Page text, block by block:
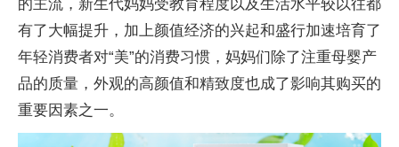
的主流，新生代妈妈受教育程度以及生活水平较以往都
有了大幅提升，加上颜值经济的兴起和盛行加速培育了
年轻消费者对“美”的消费习惯，妈妈们除了注重母婴产
品的质量，外观的高颜值和精致度也成了影响其购买的
重要因素之一。